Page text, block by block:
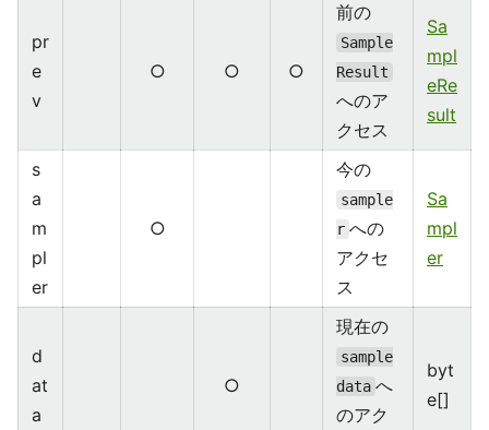
pr
e
v
○ ○ ○
前の
Sample
Result
へのア
クセス
Sa
mpl
eRe
sult
s
a
m
pl
er
○
今の
sample
r への
アクセ
ス
Sa
mpl
er
d
at
a
○
現在の
sample
data へ
のアク
byt
e[]